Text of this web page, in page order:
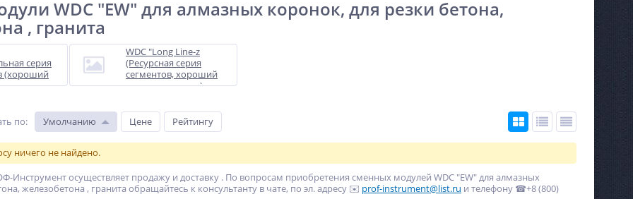
WDC "EW" для алмазных коронок, для резки бетона,
, гранита
серия
(хороший
WDC "Long Line-z
(Ресурсная серия
сегментов, хороший
ресурс сегмента )
по: Умолчанию Цене Рейтингу
ничего не найдено.
Инструмент осуществляет продажу и доставку . По вопросам приобретения сменных модулей WDC "EW" для алмазных
железобетона , гранита обращайтесь к консультанту в чате, по эл. адресу ✉️ prof-instrument@list.ru и телефону ☎+8 (800)